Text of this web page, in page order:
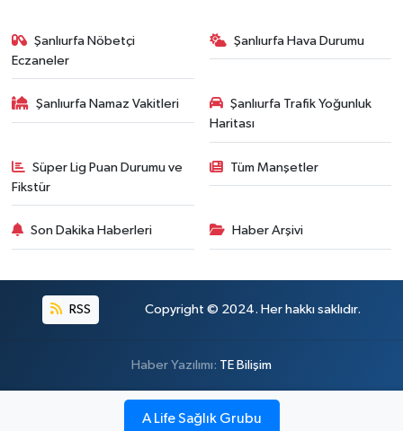
Şanlıurfa Nöbetçi
Eczaneler
Şanlıurfa Hava Durumu
Şanlıurfa Namaz Vakitleri
Şanlıurfa Trafik Yoğunluk
Haritası
Süper Lig Puan Durumu ve
Fikstür
Tüm Manşetler
Son Dakika Haberleri Haber Arşivi
RSS Copyright © 2024. Her hakkı saklıdır.
Haber Yazılımı: TE Bilişim
A Life Sağlık Grubu